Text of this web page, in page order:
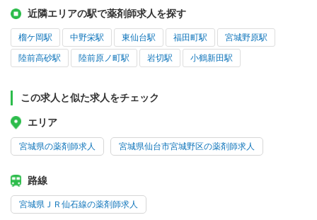
近隣エリアの駅で薬剤師求人を探す
榴ケ岡駅 中野栄駅 東仙台駅 福田町駅 宮城野原駅
陸前高砂駅 陸前原ノ町駅 岩切駅 小鶴新田駅
この求人と似た求人をチェック
エリア
宮城県の薬剤師求人 宮城県仙台市宮城野区の薬剤師求人
路線
宮城県ＪＲ仙石線の薬剤師求人